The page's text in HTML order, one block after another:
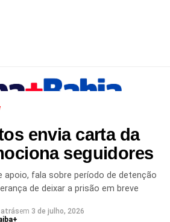
envia carta da
seguidores
apoio, fala sobre período de detenção
de deixar a prisão em breve
em 3 de julho, 2026